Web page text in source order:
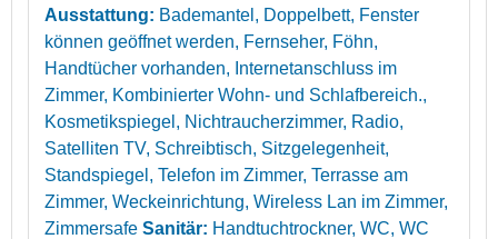
Ausstattung: Bademantel, Doppelbett, Fenster
können geöffnet werden, Fernseher, Föhn,
Handtücher vorhanden, Internetanschluss im
Zimmer, Kombinierter Wohn- und Schlafbereich.,
Kosmetikspiegel, Nichtraucherzimmer, Radio,
Satelliten TV, Schreibtisch, Sitzgelegenheit,
Standspiegel, Telefon im Zimmer, Terrasse am
Zimmer, Weckeinrichtung, Wireless Lan im Zimmer,
Zimmersafe Sanitär: Handtuchtrockner, WC, WC